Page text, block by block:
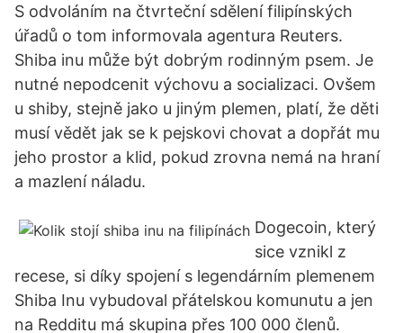
S odvoláním na čtvrteční sdělení filipínských
úřadů o tom informovala agentura Reuters.
Shiba inu může být dobrým rodinným psem. Je
nutné nepodcenit výchovu a socializaci. Ovšem
u shiby, stejně jako u jiným plemen, platí, že děti
musí vědět jak se k pejskovi chovat a dopřát mu
jeho prostor a klid, pokud zrovna nemá na hraní
a mazlení náladu.
Dogecoin, který
sice vznikl z
recese, si díky spojení s legendárním plemenem
Shiba Inu vybudoval přátelskou komunutu a jen
na Redditu má skupina přes 100 000 členů.